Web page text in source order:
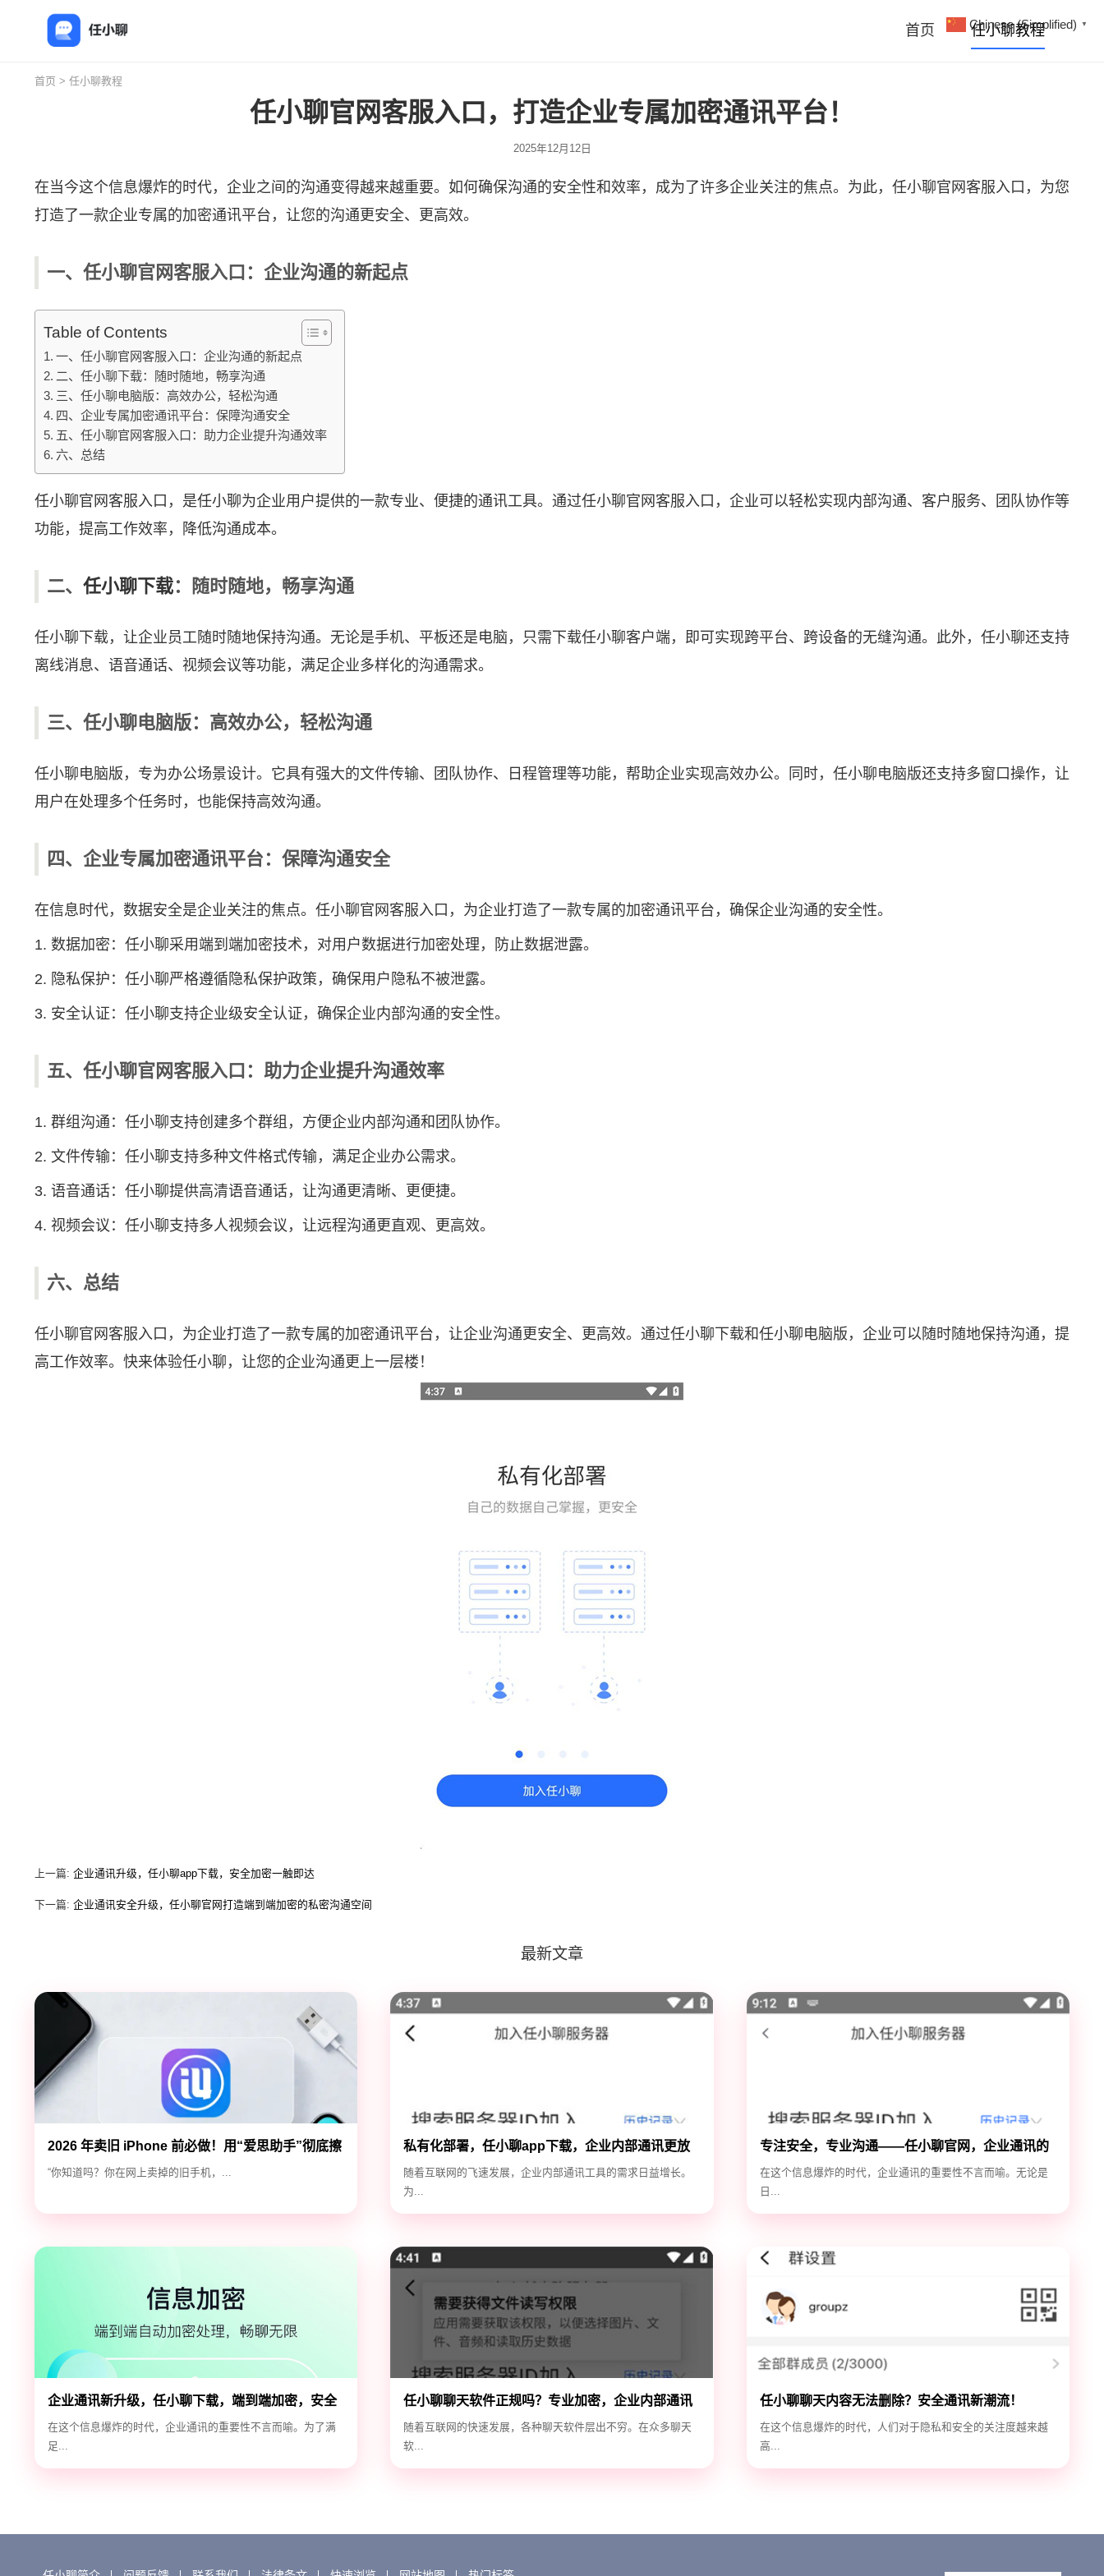
首页 任小聊教程
首页 > 任小聊教程
任小聊官网客服入口，打造企业专属加密通讯平台！
2025年12月12日
在当今这个信息爆炸的时代，企业之间的沟通变得越来越重要。如何确保沟通的安全性和效率，成为了许多企业关注的焦点。为此， 任小聊官网客服入口，为您
打造了一款企业专属的加密通讯平台，让您的沟通更安全、更高效。
一、任小聊官网客服入口：企业沟通的新起点
Table of Contents
一、任小聊官网客服入口：企业沟通的新起点
二、任小聊下载：随时随地，畅享沟通
三、任小聊电脑版：高效办公，轻松沟通
四、企业专属加密通讯平台：保障沟通安全
五、任小聊官网客服入口：助力企业提升沟通效率
六、总结
任小聊官网客服入口，是任小聊为企业用户提供的一款专业、便捷的通讯工具。通过任小聊官网客服入口，企业可以轻松实现内部沟通、客户服务、团队协作等
功能，提高工作效率，降低沟通成本。
二、 任小聊下载：随时随地，畅享沟通
任小聊下载，让企业员工随时随地保持沟通。无论是手机、平板还是电脑，只需下载任小聊客户端，即可实现跨平台、跨设备的无缝沟通。此外，任小聊还支持
离线消息、语音通话、视频会议等功能，满足企业多样化的沟通需求。
三、任小聊电脑版：高效办公，轻松沟通
任小聊电脑版，专为办公场景设计。它具有强大的文件传输、团队协作、日程管理等功能，帮助企业实现高效办公。同时，任小聊电脑版还支持多窗口操作，让
用户在处理多个任务时，也能保持高效沟通。
四、企业专属加密通讯平台：保障沟通安全
在信息时代，数据安全是企业关注的焦点。任小聊官网客服入口，为企业打造了一款专属的加密通讯平台，确保企业沟通的安全性。
1. 数据加密：任小聊采用端到端加密技术，对用户数据进行加密处理，防止数据泄露。
2. 隐私保护：任小聊严格遵循隐私保护政策，确保用户隐私不被泄露。
3. 安全认证：任小聊支持企业级安全认证，确保企业内部沟通的安全性。
五、任小聊官网客服入口：助力企业提升沟通效率
1. 群组沟通：任小聊支持创建多个群组，方便企业内部沟通和团队协作。
2. 文件传输：任小聊支持多种文件格式传输，满足企业办公需求。
3. 语音通话：任小聊提供高清语音通话，让沟通更清晰、更便捷。
4. 视频会议：任小聊支持多人视频会议，让远程沟通更直观、更高效。
六、总结
任小聊官网客服入口，为企业打造了一款专属的加密通讯平台，让企业沟通更安全、更高效。通过任小聊下载和任小聊电脑版，企业可以随时随地保持沟通，提
高工作效率。快来体验任小聊，让您的企业沟通更上一层楼！
上一篇: 企业通讯升级，任小聊app下载，安全加密一触即达
下一篇: 企业通讯安全升级，任小聊官网打造端到端加密的私密沟通空间
最新文章
2026 年卖旧 iPhone 前必做！用“爱思助手”彻底擦
除隐私，防止数据泄露
“你知道吗？你在网上卖掉的旧手机，...
私有化部署，任小聊app下载，企业内部通讯更放
心
随着互联网的飞速发展，企业内部通讯工具的需求日益增长。
为...
专注安全，专业沟通——任小聊官网，企业通讯的
安全守护神
在这个信息爆炸的时代，企业通讯的重要性不言而喻。无论是
日...
企业通讯新升级，任小聊下载，端到端加密，安全
高效！
在这个信息爆炸的时代，企业通讯的重要性不言而喻。为了满
足...
任小聊聊天软件正规吗？专业加密，企业内部通讯
首选！
随着互联网的快速发展，各种聊天软件层出不穷。在众多聊天
软...
任小聊聊天内容无法删除？安全通讯新潮流！
在这个信息爆炸的时代，人们对于隐私和安全的关注度越来越
高...
Chinese (Simplified) ▼